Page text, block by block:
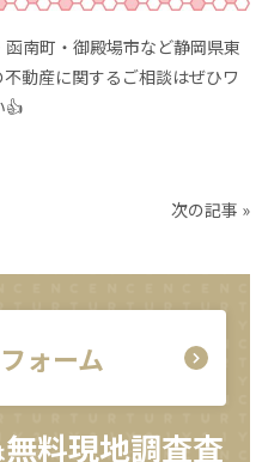
南町・御殿場市など静岡県東
動産に関するご相談はぜひワ
👍
次の記事 »
ォーム
無料現地調査査